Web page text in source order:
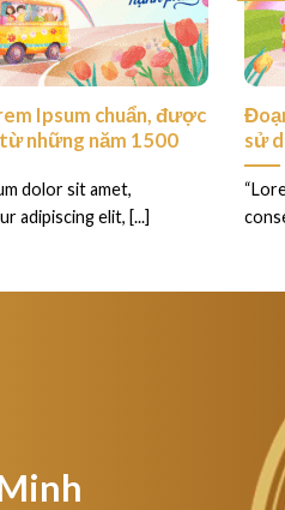
Ipsum chuẩn, được
những năm 1500
dolor sit amet,
adipiscing elit, [...]
sử